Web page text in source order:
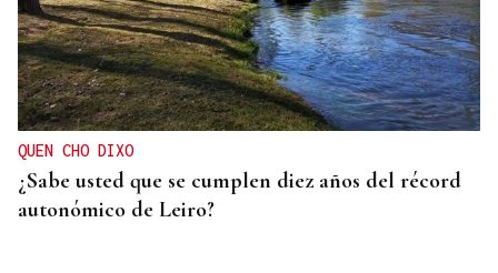
QUEN CHO DIXO
¿Sabe usted que se cumplen diez años del récord
autonómico de Leiro?